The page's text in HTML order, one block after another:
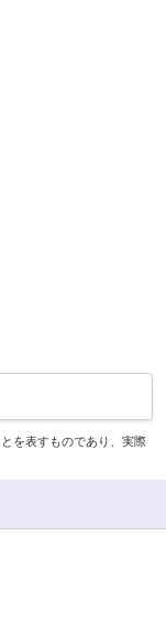
を表すものであり、実際